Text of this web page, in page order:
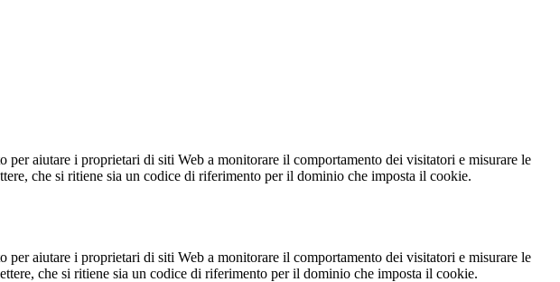
aiutare i proprietari di siti Web a monitorare il comportamento dei visitatori e misurare le
che si ritiene sia un codice di riferimento per il dominio che imposta il cookie.
aiutare i proprietari di siti Web a monitorare il comportamento dei visitatori e misurare le
che si ritiene sia un codice di riferimento per il dominio che imposta il cookie.